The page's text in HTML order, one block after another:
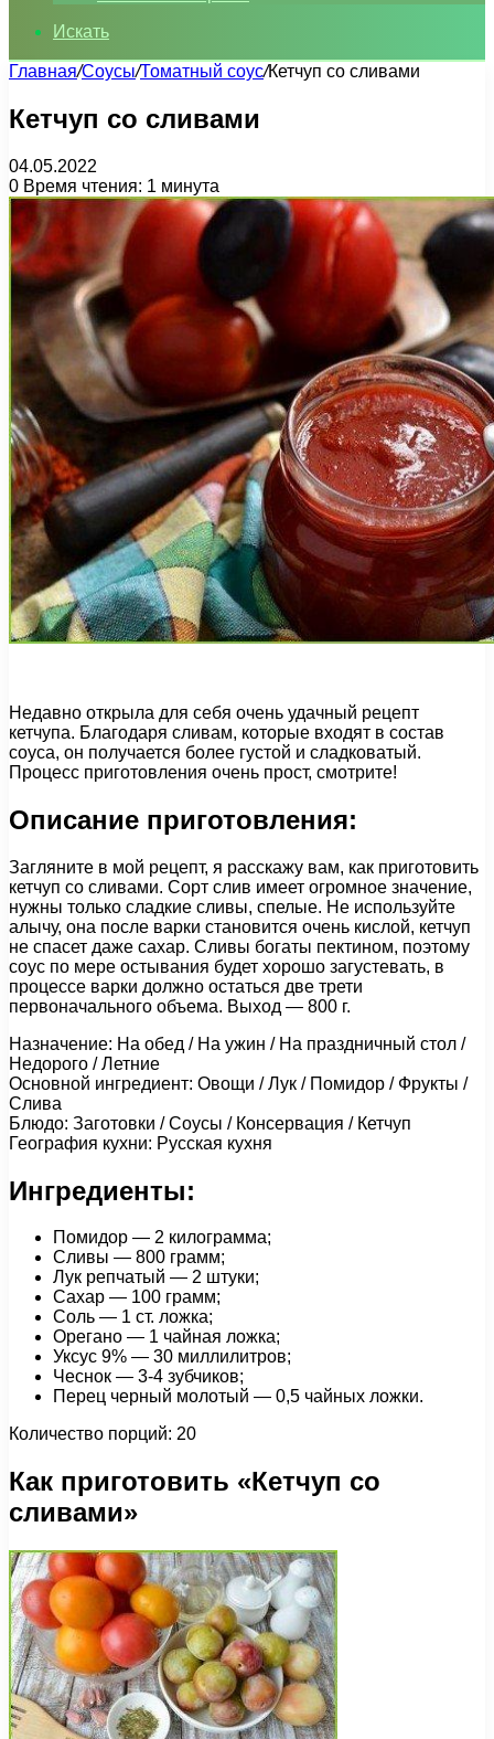
Искать
Главная/Соусы/Томатный соус/Кетчуп со сливами
Кетчуп со сливами
04.05.2022
0 Время чтения: 1 минута
Недавно открыла для себя очень удачный рецепт
кетчупа. Благодаря сливам, которые входят в состав
соуса, он получается более густой и сладковатый.
Процесс приготовления очень прост, смотрите!
Описание приготовления:
Загляните в мой рецепт, я расскажу вам, как приготовить
кетчуп со сливами. Сорт слив имеет огромное значение,
нужны только сладкие сливы, спелые. Не используйте
алычу, она после варки становится очень кислой, кетчуп
не спасет даже сахар. Сливы богаты пектином, поэтому
соус по мере остывания будет хорошо загустевать, в
процессе варки должно остаться две трети
первоначального объема. Выход — 800 г.
Назначение: На обед / На ужин / На праздничный стол /
Недорого / Летние
Основной ингредиент: Овощи / Лук / Помидор / Фрукты /
Слива
Блюдо: Заготовки / Соусы / Консервация / Кетчуп
География кухни: Русская кухня
Ингредиенты:
Помидор — 2 килограмма;
Сливы — 800 грамм;
Лук репчатый — 2 штуки;
Сахар — 100 грамм;
Соль — 1 ст. ложка;
Орегано — 1 чайная ложка;
Уксус 9% — 30 миллилитров;
Чеснок — 3-4 зубчиков;
Перец черный молотый — 0,5 чайных ложки.
Количество порций: 20
Как приготовить «Кетчуп со
сливами»